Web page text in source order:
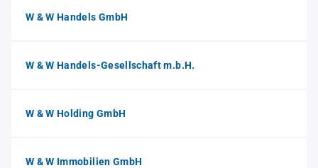
W & W Handels GmbH
W & W Handels-Gesellschaft m.b.H.
W & W Holding GmbH
W & W Immobilien GmbH